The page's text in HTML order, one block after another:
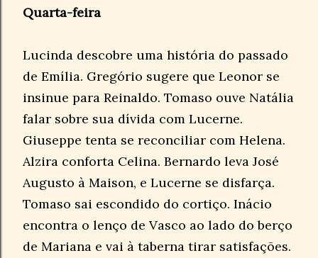
Quarta-feira
Lucinda descobre uma história do passado
de Emília. Gregório sugere que Leonor se
insinue para Reinaldo. Tomaso ouve Natália
falar sobre sua dívida com Lucerne.
Giuseppe tenta se reconciliar com Helena.
Alzira conforta Celina. Bernardo leva José
Augusto à Maison, e Lucerne se disfarça.
Tomaso sai escondido do cortiço. Inácio
encontra o lenço de Vasco ao lado do berço
de Mariana e vai à taberna tirar satisfações.